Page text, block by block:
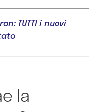
TUTTI i nuovi
la